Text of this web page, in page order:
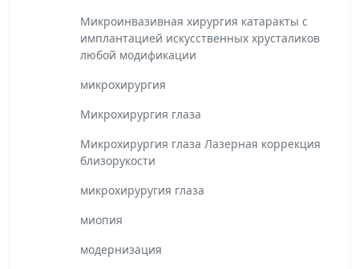
Микроинвазивная хирургия катаракты с
имплантацией искусственных хрусталиков
любой модификации
микрохирургия
Микрохирургия глаза
Микрохирургия глаза Лазерная коррекция
близорукости
микрохируругия глаза
миопия
модернизация